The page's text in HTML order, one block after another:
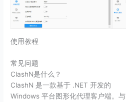
使用教程
常见问题
ClashN是什么？
ClashN 是一款基于 .NET 开发的
Windows 平台图形化代理客户端。与